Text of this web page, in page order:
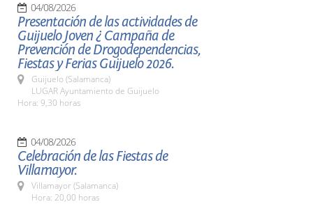
04/08/2026
Presentación de las actividades de
Guijuelo Joven ¿ Campaña de
Prevención de Drogodependencias,
Fiestas y Ferias Guijuelo 2026.
Guijuelo (Salamanca)
LUGAR Ayuntamiento de Guijuelo
Hora: 9,30 horas
04/08/2026
Celebración de las Fiestas de
Villamayor.
Villamayor (Salamanca)
Hora: 20,00 horas